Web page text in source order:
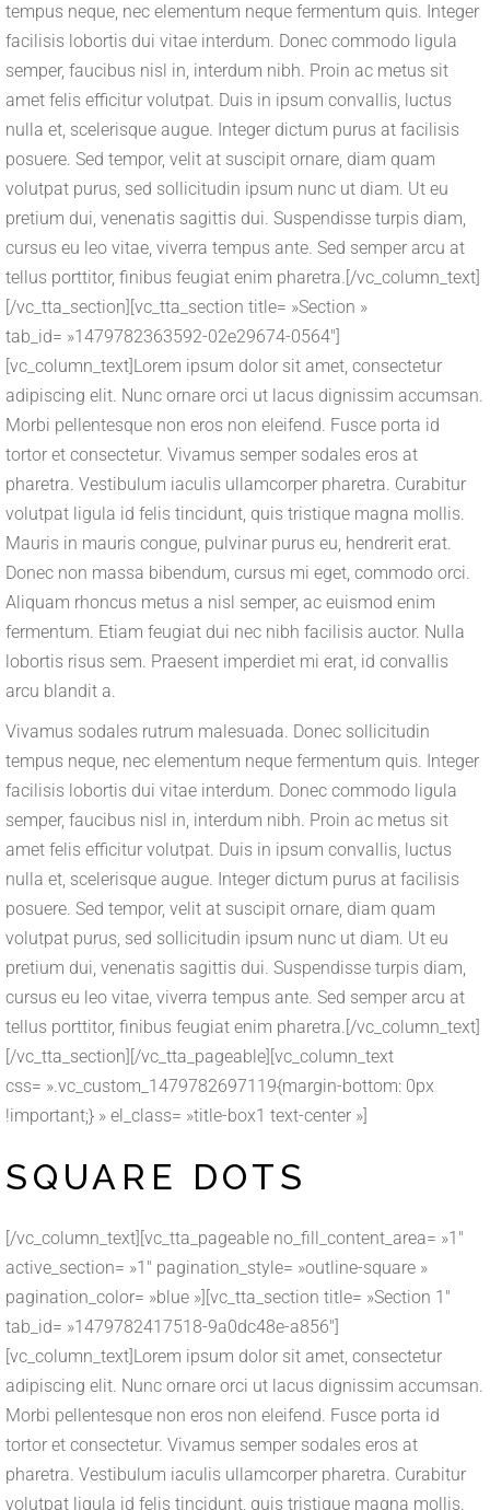
tempus neque, nec elementum neque fermentum quis. Integer
facilisis lobortis dui vitae interdum. Donec commodo ligula
semper, faucibus nisl in, interdum nibh. Proin ac metus sit
amet felis efficitur volutpat. Duis in ipsum convallis, luctus
nulla et, scelerisque augue. Integer dictum purus at facilisis
posuere. Sed tempor, velit at suscipit ornare, diam quam
volutpat purus, sed sollicitudin ipsum nunc ut diam. Ut eu
pretium dui, venenatis sagittis dui. Suspendisse turpis diam,
cursus eu leo vitae, viverra tempus ante. Sed semper arcu at
tellus porttitor, finibus feugiat enim pharetra.[/vc_column_text]
[/vc_tta_section][vc_tta_section title= »Section »
tab_id= »1479782363592-02e29674-0564″]
[vc_column_text]Lorem ipsum dolor sit amet, consectetur
adipiscing elit. Nunc ornare orci ut lacus dignissim accumsan.
Morbi pellentesque non eros non eleifend. Fusce porta id
tortor et consectetur. Vivamus semper sodales eros at
pharetra. Vestibulum iaculis ullamcorper pharetra. Curabitur
volutpat ligula id felis tincidunt, quis tristique magna mollis.
Mauris in mauris congue, pulvinar purus eu, hendrerit erat.
Donec non massa bibendum, cursus mi eget, commodo orci.
Aliquam rhoncus metus a nisl semper, ac euismod enim
fermentum. Etiam feugiat dui nec nibh facilisis auctor. Nulla
lobortis risus sem. Praesent imperdiet mi erat, id convallis
arcu blandit a.
Vivamus sodales rutrum malesuada. Donec sollicitudin
tempus neque, nec elementum neque fermentum quis. Integer
facilisis lobortis dui vitae interdum. Donec commodo ligula
semper, faucibus nisl in, interdum nibh. Proin ac metus sit
amet felis efficitur volutpat. Duis in ipsum convallis, luctus
nulla et, scelerisque augue. Integer dictum purus at facilisis
posuere. Sed tempor, velit at suscipit ornare, diam quam
volutpat purus, sed sollicitudin ipsum nunc ut diam. Ut eu
pretium dui, venenatis sagittis dui. Suspendisse turpis diam,
cursus eu leo vitae, viverra tempus ante. Sed semper arcu at
tellus porttitor, finibus feugiat enim pharetra.[/vc_column_text]
[/vc_tta_section][/vc_tta_pageable][vc_column_text
css= ».vc_custom_1479782697119{margin-bottom: 0px
!important;} » el_class= »title-box1 text-center »]
SQUARE DOTS
[/vc_column_text][vc_tta_pageable no_fill_content_area= »1″
active_section= »1″ pagination_style= »outline-square »
pagination_color= »blue »][vc_tta_section title= »Section 1″
tab_id= »1479782417518-9a0dc48e-a856″]
[vc_column_text]Lorem ipsum dolor sit amet, consectetur
adipiscing elit. Nunc ornare orci ut lacus dignissim accumsan.
Morbi pellentesque non eros non eleifend. Fusce porta id
tortor et consectetur. Vivamus semper sodales eros at
pharetra. Vestibulum iaculis ullamcorper pharetra. Curabitur
volutpat ligula id felis tincidunt, quis tristique magna mollis.